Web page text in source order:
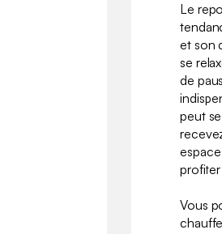
Le
et son
se
de
peut
Vous